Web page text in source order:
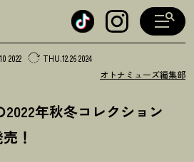
ウェブ
2022 THU.12.26 2024
オトナミューズ編集部
2022年秋冬コレクション
売 ！